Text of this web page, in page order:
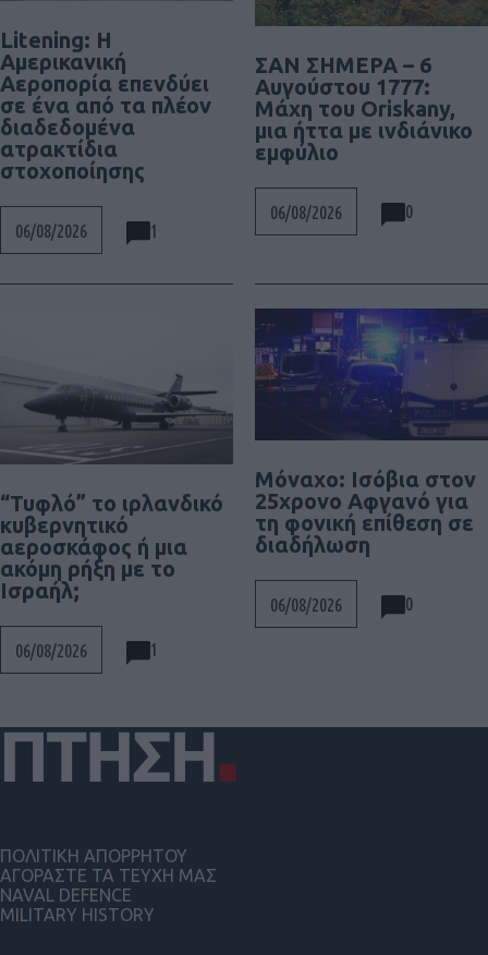
Litening: Η
Αμερικανική
Αεροπορία επενδύει
σε ένα από τα πλέον
διαδεδομένα
ατρακτίδια
στοχοποίησης
06/08/2026 1
ΣΑΝ ΣΗΜΕΡΑ – 6
Αυγούστου 1777:
Μάχη του Oriskany,
μια ήττα με ινδιάνικο
εμφύλιο
06/08/2026 0
“Τυφλό” το ιρλανδικό
κυβερνητικό
αεροσκάφος ή μια
ακόμη ρήξη με το
Ισραήλ;
06/08/2026 1
Μόναχο: Ισόβια στον
25χρονο Αφγανό για
τη φονική επίθεση σε
διαδήλωση
06/08/2026 0
ΠΟΛΙΤΙΚΗ ΑΠΟΡΡΗΤΟΥ
ΑΓΟΡΑΣΤΕ ΤΑ ΤΕΥΧΗ ΜΑΣ
NAVAL DEFENCE
MILITARY HISTORY